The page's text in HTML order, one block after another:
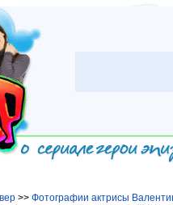
>> Фотографии актрисы